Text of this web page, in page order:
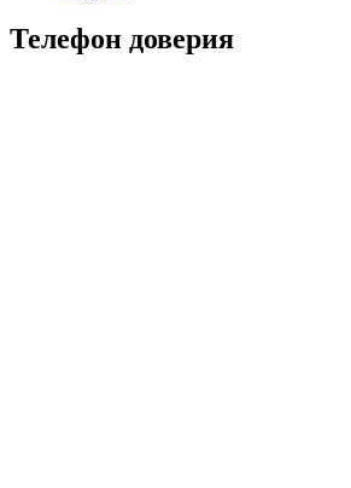
Телефон доверия